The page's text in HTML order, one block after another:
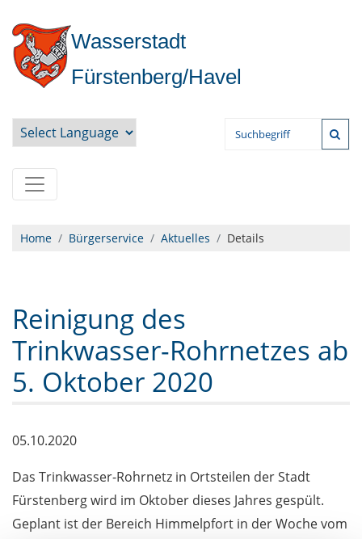
Wasserstadt
Fürstenberg/Havel
Home Bürgerservice Aktuelles Details
Reinigung des
Trinkwasser-Rohrnetzes ab
5. Oktober 2020
05.10.2020
Das Trinkwasser-Rohrnetz in Ortsteilen der Stadt
Fürstenberg wird im Oktober dieses Jahres gespült.
Geplant ist der Bereich Himmelpfort in der Woche vom